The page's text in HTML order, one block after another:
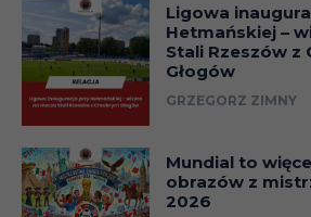
Ligowa
Hetmańskiej –
Stali Rzeszów z
Głogów
GRZEGORZ ZIMNY
Mundial to
obrazów z
2026